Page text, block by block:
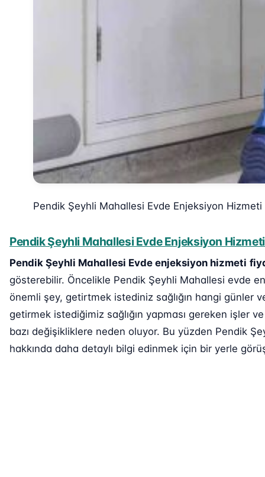
Pendik Şeyhli Mahallesi Evde Enjeksiyon Hizmeti
Pendik Şeyhli Mahallesi Evde Enjeksiyon
Pendik Şeyhli Mahallesi Evde enjeksiyon hizmeti
gösterebilir. Öncelikle Pendik Şeyhli Mahallesi evde
önemli şey, getirtmek istediniz sağlığın hangi günler
getirmek istediğimiz sağlığın yapması gereken işler
bazı değişikliklere neden oluyor. Bu yüzden Pendik
hakkında daha detaylı bilgi edinmek için bir yerle